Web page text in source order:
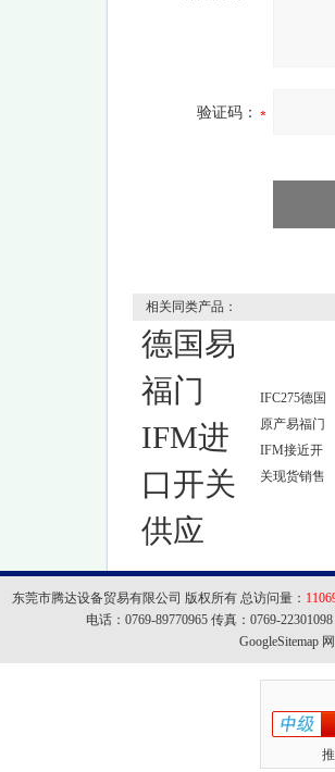
验证码：
相关同类产品：
德国易
福门
IFM进
口开关
供应
IFC275德国
原产易福门
IFM接近开
关现货销售
东莞市腾达设备贸易有限公司 版权所有 总访问量：
电话：0769-89770965 传真：0769-
GoogleSitemap网